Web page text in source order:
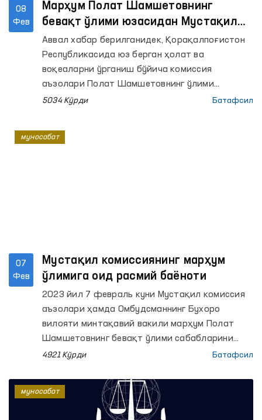
08
Фев
Марҳум Полат Шамшетовнинг
бевақт ўлими юзасидан Мустақил
комиссиянинг расмий баёноти
Аввал хабар берилганидек, Қорақалпоғистон
Республикасида юз берган ҳолат ва
воқеаларни ўрганиш бўйича комиссия
аъзолари Полат Шамшетовнинг ўлими
сабабларини аниқлаш мақсадида 4-сонли
тиббий хулоса ва бошқа тегишли
5034 Кўрди Батафсил
07
Фев
Мустақил комиссиянинг марҳум
ўлимига оид расмий баёноти
2023 йил 7 февраль куни Мустақил комиссия
аъзолари ҳамда Омбудсманнинг Бухоро
вилояти минтақавий вакили марҳум Полат
Шамшетовнинг бевақт ўлими сабабларини
ўрганиш мақсадида 4-сонли Тергов
4921 Кўрди Батафсил
муносабат
муносабат